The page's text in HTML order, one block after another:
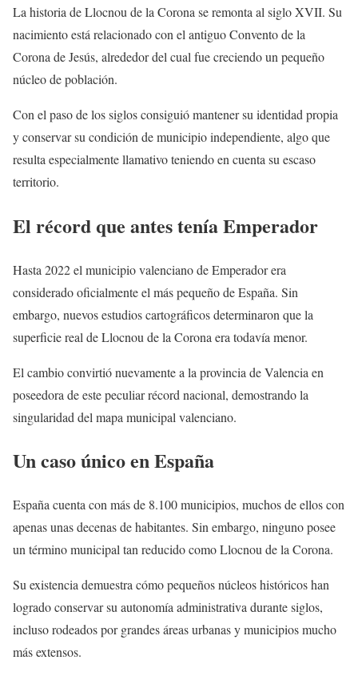
La historia de Llocnou de la Corona se remonta al siglo XVII. Su
nacimiento está relacionado con el antiguo Convento de la
Corona de Jesús, alrededor del cual fue creciendo un pequeño
núcleo de población.
Con el paso de los siglos consiguió mantener su identidad propia
y conservar su condición de municipio independiente, algo que
resulta especialmente llamativo teniendo en cuenta su escaso
territorio.
El récord que antes tenía Emperador
Hasta 2022 el municipio valenciano de Emperador era
considerado oficialmente el más pequeño de España. Sin
embargo, nuevos estudios cartográficos determinaron que la
superficie real de Llocnou de la Corona era todavía menor.
El cambio convirtió nuevamente a la provincia de Valencia en
poseedora de este peculiar récord nacional, demostrando la
singularidad del mapa municipal valenciano.
Un caso único en España
España cuenta con más de 8.100 municipios, muchos de ellos con
apenas unas decenas de habitantes. Sin embargo, ninguno posee
un término municipal tan reducido como Llocnou de la Corona.
Su existencia demuestra cómo pequeños núcleos históricos han
logrado conservar su autonomía administrativa durante siglos,
incluso rodeados por grandes áreas urbanas y municipios mucho
más extensos.